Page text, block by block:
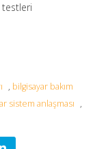
testleri
, bilgisayar bakım
sistem anlaşması ,